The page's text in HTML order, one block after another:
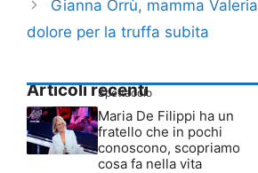
Gianna Orrù, mamma
dolore per la truffa subita
Articoli recenti
Spettacolo
Maria De Filippi ha un
fratello che in pochi
conoscono, scopriamo
cosa fa nella vita